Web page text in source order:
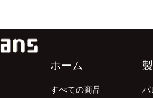
ホーム
すべての商品 パ